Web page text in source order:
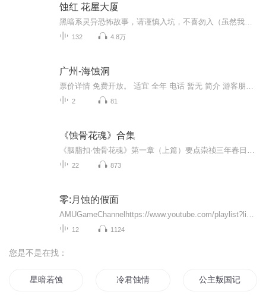
蚀红 花屋大厦
132 4.8万
广州-海蚀洞
2 81
《蚀骨花魂》合集
22 873
零:月蚀的假面
12 1124
您是不是在找：
星暗若蚀 冷君蚀情 公主叛国记